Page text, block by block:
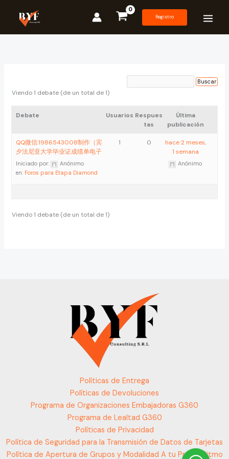
contenido
Registro
Viendo 1 debate (de un total de 1)
Debate Usuarios Respues
tas
Última
publicación
QQ微信:1986543008制作（宾
夕法尼亚大学毕业证成绩单电子
Iniciado por:
Anónimo
en: Foros para Etapa Diamond
1 0
hace 2 meses,
1 semana
Anónimo
Viendo 1 debate (de un total de 1)
Políticas de Entrega
Políticas de Devoluciones
Programa de Organizaciones Embajadoras G360
Programa de Lealtad G360
Políticas de Privacidad
Política de Seguridad para la Transmisión de Datos de Tarjetas
Política de Apertura de Grupos y Modalidad A tu Propio Ritmo